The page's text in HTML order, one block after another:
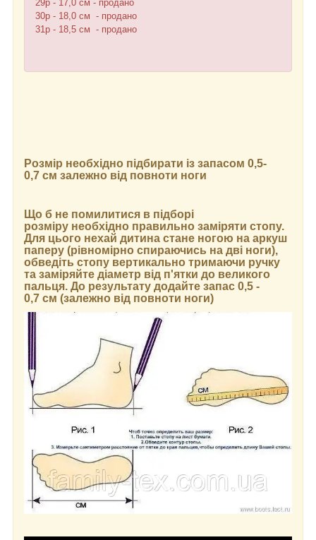
29р - 17,0 см - продано
30р - 18,0 см - продано
31р - 18,5 см - продано
Розмір необхідно підбирати із запасом 0,5-
0,7 см залежно від повноти ноги
Що б не помилитися в підборі
розміру необхідно правильно заміряти стопу.
Для цього нехай дитина стане ногою на аркуш
паперу (рівномірно спираючись на дві ноги),
обведіть стопу вертикально тримаючи ручку
та заміряйте діаметр від п'ятки до великого
пальця. До результату додайте запас 0,5 -
0,7 см (залежно від повноти ноги)